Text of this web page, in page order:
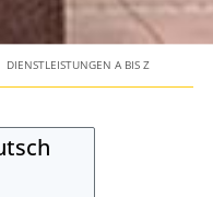
DIENSTLEISTUNGEN A BIS Z